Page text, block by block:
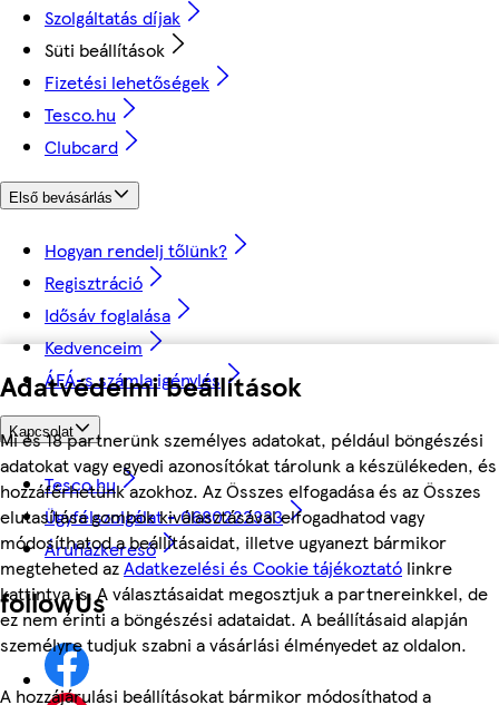
Adatvédelmi beállítások
Mi és 18 partnerünk személyes adatokat, például böngészési
adatokat vagy egyedi azonosítókat tárolunk a készülékeden, és
hozzáférhetünk azokhoz. Az Összes elfogadása és az Összes
elutasítása gombok kiválasztásával elfogadhatod vagy
módosíthatod a beállításaidat, illetve ugyanezt bármikor
megteheted azAdatkezelési és Cookie tájékoztató linkre
kattintva is. A választásaidat megosztjuk a partnereinkkel, de
ez nem érinti a böngészési adataidat. A beállításaid alapján
személyre tudjuk szabni a vásárlási élményedet az oldalon.
A hozzájárulási beállításokat bármikor módosíthatod a
Szolgáltatás díjak
Süti beállítások
Fizetési lehetőségek
Tesco.hu
Clubcard
Első bevásárlás
Hogyan rendelj tőlünk?
Regisztráció
Idősáv foglalása
Kedvenceim
ÁFÁ-s számla igénylés
Kapcsolat
Tesco.hu
Ügyfélszolgálat - 0680222333
Áruházkereső
followUs